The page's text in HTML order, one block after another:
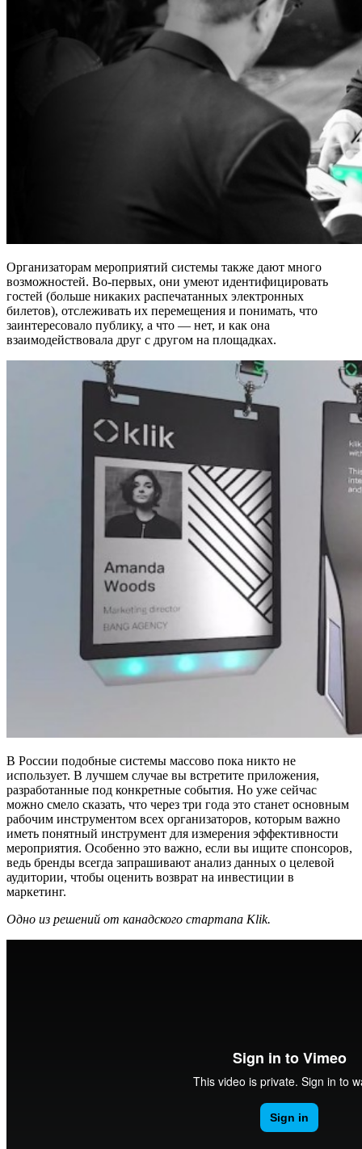
Организаторам мероприятий системы также дают много
возможностей. Во-первых, они умеют идентифицировать
гостей (больше никаких распечатанных электронных
билетов), отслеживать их перемещения и понимать, что
заинтересовало публику, а что — нет, и как она
взаимодействовала друг с другом на площадках.
В России подобные системы массово пока никто не
использует. В лучшем случае вы встретите приложения,
разработанные под конкретные события. Но уже сейчас
можно смело сказать, что через три года это станет основным
рабочим инструментом всех организаторов, которым важно
иметь понятный инструмент для измерения эффективности
мероприятия. Особенно это важно, если вы ищите спонсоров,
ведь бренды всегда запрашивают анализ данных о целевой
аудитории, чтобы оценить возврат на инвестиции в
маркетинг.
Одно из решений от канадского стартапа Klik.